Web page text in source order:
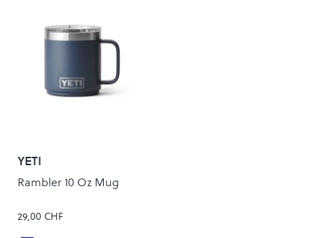
YETI
Rambler 10 Oz Mug
29,00 CHF